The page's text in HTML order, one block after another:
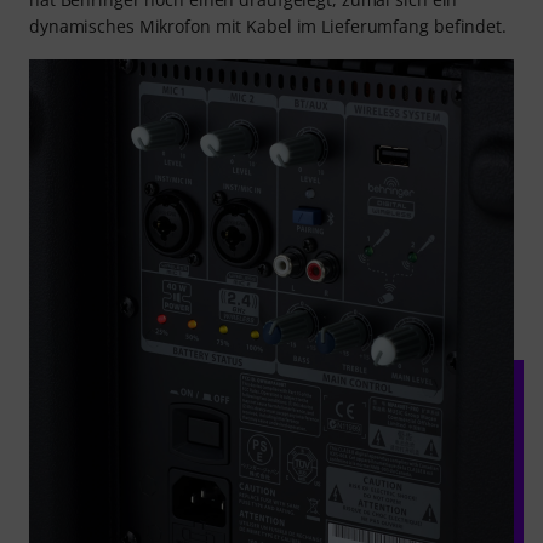
dynamisches Mikrofon mit Kabel im Lieferumfang befindet.